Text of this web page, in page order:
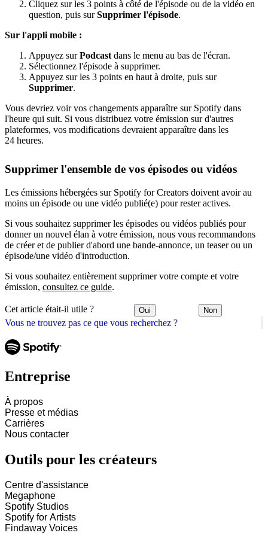
Vous ne trouvez pas ce que vous recherchez ?
Cliquez sur les 3 points à côté de l'épisode ou de la vidéo en
question, puis surSupprimer l'épisode.
Sur l'appli mobile :
Appuyez surPodcast dans le menu au bas de l'écran.
Sélectionnez l'épisode à supprimer.
Appuyez sur les 3 points en haut à droite, puis sur
Supprimer.
Vous devriez voir vos changements apparaître sur Spotify dans
l'heure qui suit. Si vous distribuez votre émission sur d'autres
plateformes, vos modifications devraient apparaître dans les
24 heures.
Supprimer l'ensemble de vos épisodes ou vidéos
Les émissions hébergées sur Spotify for Creators doivent avoir au
moins un épisode ou une vidéo publié(e) pour rester actives.
Si vous souhaitez supprimer les épisodes ou vidéos publiés pour
donner un nouvel élan à votre émission, nous vous recommandons
de créer et de publier d'abord une bande-annonce, un teaser ou un
épisode/une vidéo d'introduction.
Si vous souhaitez entièrement supprimer votre compte et votre
émission, consultez ce guide.
Cet article était-il utile ? Oui Non
Entreprise
À propos
Presse et médias
Carrières
Nous contacter
Outils pour les créateurs
Centre d'assistance
Megaphone
Spotify Studios
Spotify for Artists
Findaway Voices